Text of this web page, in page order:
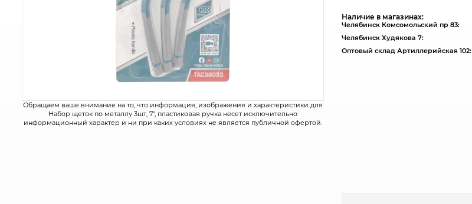
Обращаем ваше внимание на то, что информация, изображения и характеристики для
Набор щеток по металлу 3шт, 7", пластиковая ручка несет исключительно
информационный характер и ни при каких условиях не является публичной офертой.
Наличие в магазинах:
Челябинск Комсомольский пр 83:
Челябинск Худякова 7:
Оптовый склад Артиллерийская 102: